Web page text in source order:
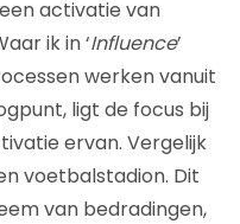
activatie van
ik in ‘Influence’
werken vanuit
ligt de focus bij
ervan. Vergelijk
voetbalstadion. Dit
van bedradingen,